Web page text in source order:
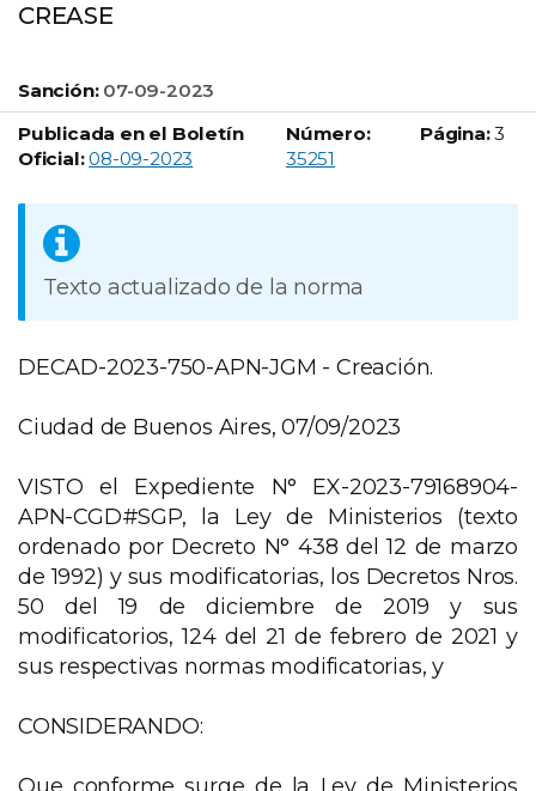
CREASE
Sanción: 07-09-2023
Publicada en el Boletín
Oficial: 08-09-2023
Número:
Boletín Oficial número:
35251
Página: 3
Texto actualizado de la norma
DECAD-2023-750-APN-JGM - Creación.
Ciudad de Buenos Aires, 07/09/2023
VISTO el Expediente N° EX-2023-79168904-
APN-CGD#SGP, la Ley de Ministerios (texto
ordenado por Decreto N° 438 del 12 de marzo
de 1992) y sus modificatorias, los Decretos Nros.
50 del 19 de diciembre de 2019 y sus
modificatorios, 124 del 21 de febrero de 2021 y
sus respectivas normas modificatorias, y
CONSIDERANDO: